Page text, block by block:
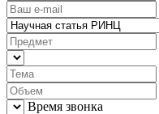
Время звонка